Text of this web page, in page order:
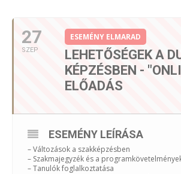
27
SZEP
ESEMÉNY ELMARAD
LEHETŐSÉGEK A
KÉPZÉSBEN -
ELŐADÁS
ESEMÉNY LEÍRÁSA
– Változások a szakképzésben
– Szakmajegyzék és a
– Tanulók foglalkoztatása